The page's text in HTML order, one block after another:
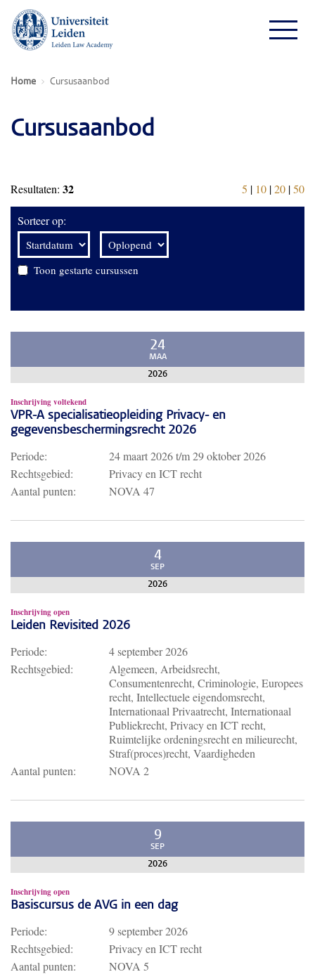
Home Cursusaanbod
Cursusaanbod
Resultaten: 32 5 | 10 |20 |50
Sorteer op:
Toon gestarte cursussen
24
MAA
2026
Inschrijving voltekend
VPR-A specialisatieopleiding Privacy- en
gegevensbeschermingsrecht 2026
Periode: 24 maart 2026t/m29 oktober 2026
Rechtsgebied:
Privacy en ICT recht
Aantal punten:
NOVA 47
4
SEP
2026
Inschrijving open
Leiden Revisited 2026
Periode:
4 september 2026
Rechtsgebied:
Algemeen, Arbeidsrecht,
Consumentenrecht, Criminologie, Europees
recht, Intellectuele eigendomsrecht,
Internationaal Privaatrecht, Internationaal
Publiekrecht, Privacy en ICT recht,
Ruimtelijke ordeningsrecht en milieurecht,
Straf(proces)recht, Vaardigheden
Aantal punten:
NOVA 2
9
SEP
2026
Inschrijving open
Basiscursus de AVG in een dag
Periode:
9 september 2026
Rechtsgebied:
Privacy en ICT recht
Aantal punten:
NOVA 5